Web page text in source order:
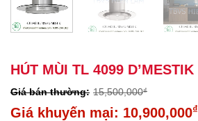
HÚT MÙI TL 4099 D’MESTIK
15,500,000₫
Giá
10,900,000₫